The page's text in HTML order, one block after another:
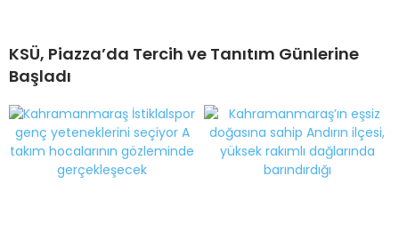
KSÜ, Piazza’da Tercih ve Tanıtım Günlerine
Başladı